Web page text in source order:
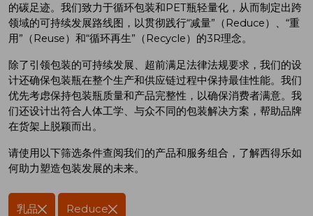
的碳足迹。我们致力于循环包装和PET瓶轻量化，从而制定出跨
领域的可持续发展路线图，以贯彻践行“减量”（ Reduce）、“重
用”（ Reuse）和“循环再生”（ Recycle）的3R理念。
除了引领包装的可持续发展、超前满足法律法规要求，我们的设
计还确保包装瓶在整个生产和供应链过程中保持最佳性能。我们
优先考虑保持包装瓶质量和产品完整性，以确保消费者满意。我
们还设计出符合人体工学、与众不同的包装解决方案，帮助品牌
在货架上脱颖而出。
请使用以下筛选条件查阅我们的产品和服务组合，了解西得乐如
何助力塑造包装发展的未来。
乳品 Reduce